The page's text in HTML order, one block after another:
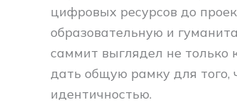
цифровых ресурсов до
образовательную и
саммит выглядел не только
дать общую рамку для того,
идентичностью.